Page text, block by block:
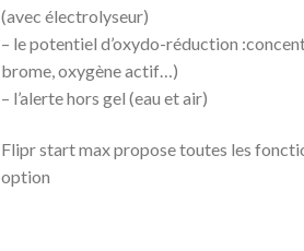
(avec électrolyseur)
– le potentiel d’oxydo-réduction
brome, oxygène actif…)
– l’alerte hors gel (eau et air)
Flipr start max propose toutes les
option